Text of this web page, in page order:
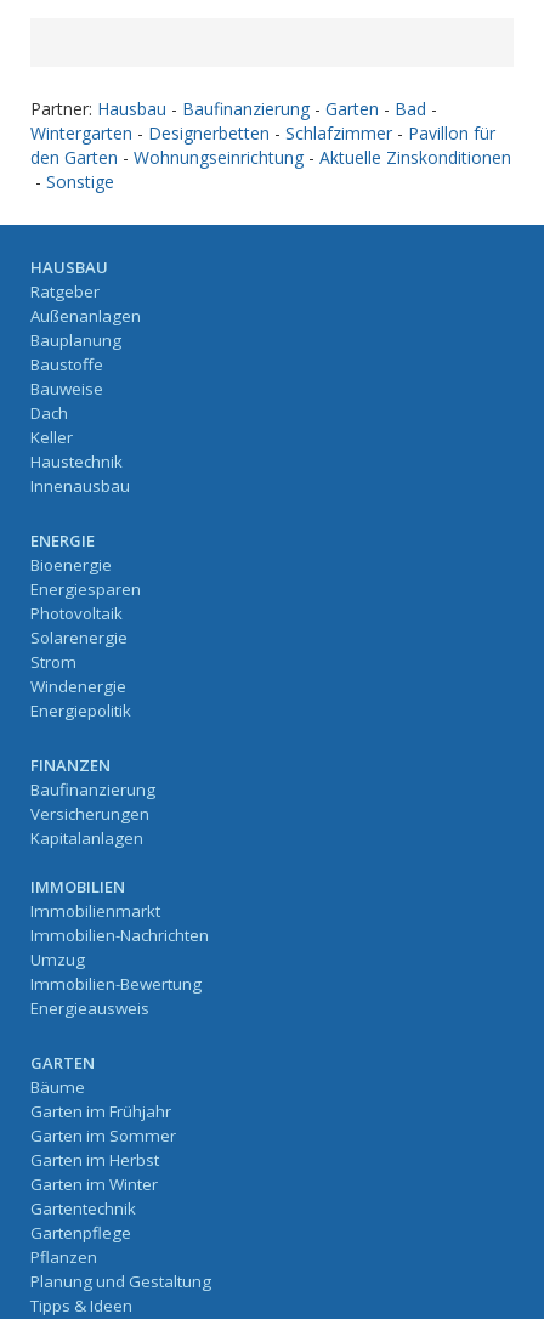
Partner: Hausbau - Baufinanzierung - Garten - Bad -
Wintergarten - Designerbetten - Schlafzimmer - Pavillon für
den Garten - Wohnungseinrichtung - Aktuelle Zinskonditionen
- Sonstige
HAUSBAU
Ratgeber
Außenanlagen
Bauplanung
Baustoffe
Bauweise
Dach
Keller
Haustechnik
Innenausbau
ENERGIE
Bioenergie
Energiesparen
Photovoltaik
Solarenergie
Strom
Windenergie
Energiepolitik
FINANZEN
Baufinanzierung
Versicherungen
Kapitalanlagen
IMMOBILIEN
Immobilienmarkt
Immobilien-Nachrichten
Umzug
Immobilien-Bewertung
Energieausweis
GARTEN
Bäume
Garten im Frühjahr
Garten im Sommer
Garten im Herbst
Garten im Winter
Gartentechnik
Gartenpflege
Pflanzen
Planung und Gestaltung
Tipps & Ideen